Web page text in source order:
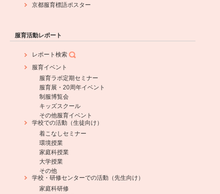
京都服育標語ポスター
服育活動レポート
レポート検索
服育イベント
服育ラボ定期セミナー
服育展・20周年イベント
制服博覧会
キッズスクール
その他服育イベント
学校での活動（生徒向け）
着こなしセミナー
環境授業
家庭科授業
大学授業
その他
学校・研修センターでの活動（先生向け）
家庭科研修